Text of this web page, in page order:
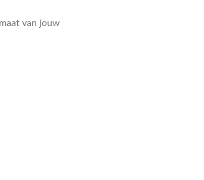
van jouw